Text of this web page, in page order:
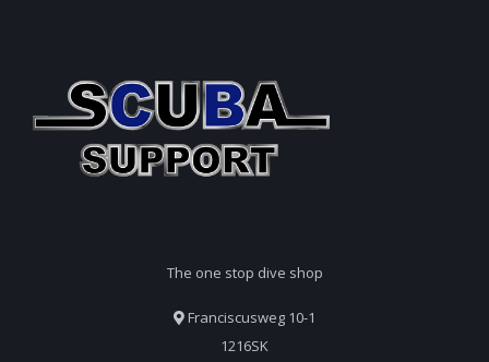
The one stop dive shop
Franciscusweg 10-1
1216SK